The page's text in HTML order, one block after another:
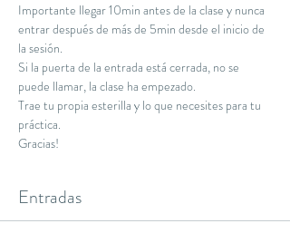
Importante llegar 10min antes de la clase y nunca
entrar después de más de 5min desde el inicio de
la sesión.
Si la puerta de la entrada está cerrada, no se
puede llamar, la clase ha empezado.
Trae tu propia esterilla y lo que necesites para tu
práctica.
Gracias!
Entradas